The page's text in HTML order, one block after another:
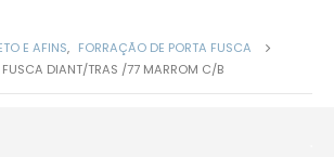
E AFINS, FORRAÇÃO DE PORTA FUSCA
FUSCA DIANT/TRAS /77 MARROM C/B